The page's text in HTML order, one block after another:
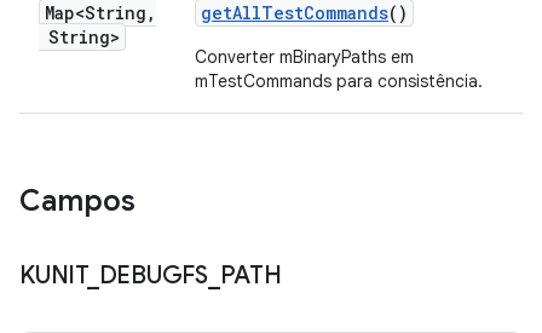
Map<String ,
String>
getAllTestCommands()
Converter mBinaryPaths em
mTestCommands para consistência.
Campos
KUNIT_ DEBUGFS_ PATH